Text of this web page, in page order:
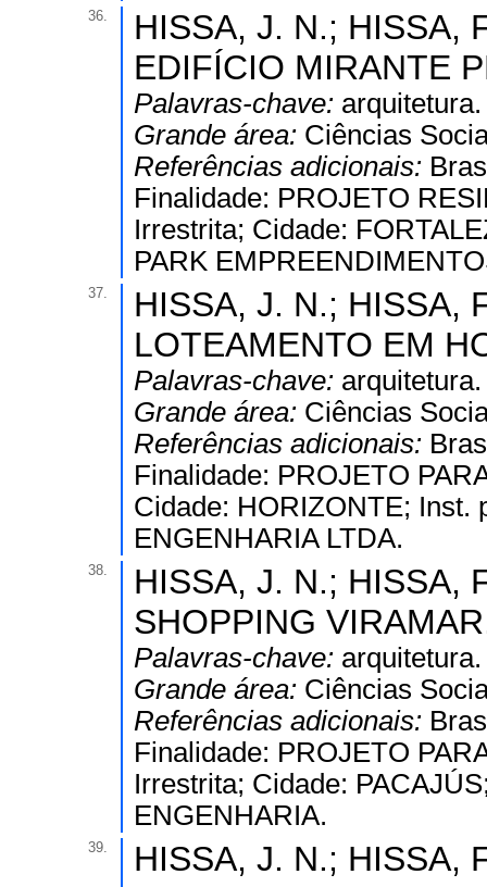
36.
HISSA, J. N.; HISSA,
EDIFÍCIO MIRANTE
Palavras-chave: arquitetura.
Grande área: Ciências
Referências adicionais:
Finalidade: PROJETO
Irrestrita; Cidade:
PARK
37.
HISSA, J. N.; HISSA,
LOTEAMENTO EM
Palavras-chave: arquitetura.
Grande área: Ciências
Referências adicionais:
Finalidade: PROJETO
Cidade: HORIZONTE; Inst.
ENGENHARIA LTDA.
38.
HISSA, J. N.; HISSA,
SHOPPING
Palavras-chave: arquitetura.
Grande área: Ciências
Referências adicionais:
Finalidade: PROJETO
Irrestrita; Cidade:
ENGENHARIA.
39.
HISSA, J. N.; HISSA,